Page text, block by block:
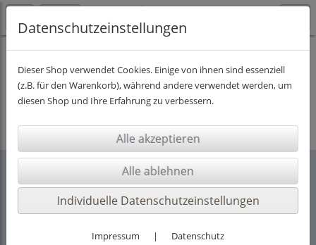
Es wurden leider keine Produkte gefunden.
Rechtliches
Datenschutzeinstellungen
Dieser Shop verwendet Cookies. Einige von ihnen sind essenziell
(z.B. für den Warenkorb), während andere verwendet werden, um
diesen Shop und Ihre Erfahrung zu verbessern.
Individuelle Datenschutzeinstellungen
Impressum | Datenschutz